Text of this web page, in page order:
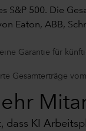
Garantie für
Gesamterträge
dass KI